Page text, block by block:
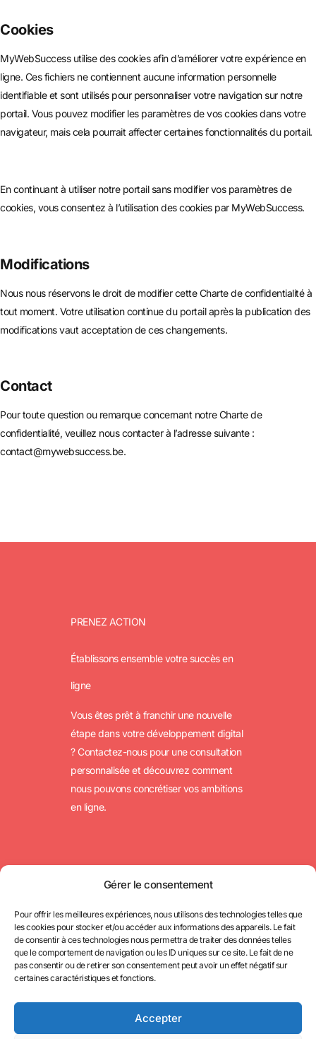
Gérer le consentement
Pour offrir les meilleures expériences, nous utilisons des technologies telles que
les cookies pour stocker et/ou accéder aux informations des appareils. Le fait
de consentir à ces technologies nous permettra de traiter des données telles
que le comportement de navigation ou les ID uniques sur ce site. Le fait de ne
pas consentir ou de retirer son consentement peut avoir un effet négatif sur
certaines caractéristiques et fonctions.
Accepter
Cookies
MyWebSuccess utilise des cookies afin d’améliorer votre expérience en
ligne. Ces fichiers ne contiennent aucune information personnelle
identifiable et sont utilisés pour personnaliser votre navigation sur notre
portail. Vous pouvez modifier les paramètres de vos cookies dans votre
navigateur, mais cela pourrait affecter certaines fonctionnalités du portail.
En continuant à utiliser notre portail sans modifier vos paramètres de
cookies, vous consentez à l’utilisation des cookies par MyWebSuccess.
Modifications
Nous nous réservons le droit de modifier cette Charte de confidentialité à
tout moment. Votre utilisation continue du portail après la publication des
modifications vaut acceptation de ces changements.
Contact
Pour toute question ou remarque concernant notre Charte de
confidentialité, veuillez nous contacter à l’adresse suivante :
contact@mywebsuccess.be.
PRENEZ ACTION
Établissons ensemble votre succès en
ligne
Vous êtes prêt à franchir une nouvelle
étape dans votre développement digital
? Contactez-nous pour une consultation
personnalisée et découvrez comment
nous pouvons concrétiser vos ambitions
en ligne.
COMMENCER MAINTENANT